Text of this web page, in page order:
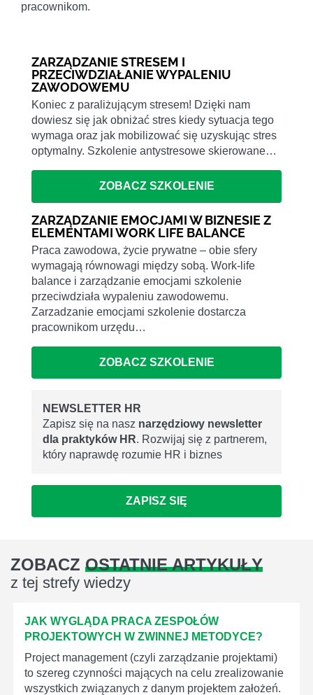
pracownikom.
ZARZĄDZANIE STRESEM I
PRZECIWDZIAŁANIE WYPALENIU
ZAWODOWEMU
Koniec z paraliżującym stresem! Dzięki nam
dowiesz się jak obniżać stres kiedy sytuacja tego
wymaga oraz jak mobilizować się uzyskując stres
optymalny. Szkolenie antystresowe skierowane…
ZOBACZ SZKOLENIE
ZARZĄDZANIE EMOCJAMI W BIZNESIE Z
ELEMENTAMI WORK LIFE BALANCE
Praca zawodowa, życie prywatne – obie sfery
wymagają równowagi między sobą. Work-life
balance i zarządzanie emocjami szkolenie
przeciwdziała wypaleniu zawodowemu.
Zarzadzanie emocjami szkolenie dostarcza
pracownikom urzędu…
ZOBACZ SZKOLENIE
NEWSLETTER HR
Zapisz się na nasz narzędziowy newsletter
dla praktyków HR. Rozwijaj się z partnerem,
który naprawdę rozumie HR i biznes
ZAPISZ SIĘ
ZOBACZ OSTATNIE ARTYKUŁY
z tej strefy wiedzy
JAK WYGLĄDA PRACA ZESPOŁÓW
PROJEKTOWYCH W ZWINNEJ METODYCE?
Project management (czyli zarządzanie projektami)
to szereg czynności mających na celu zrealizowanie
wszystkich związanych z danym projektem założeń.